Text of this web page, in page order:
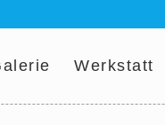
Werkstatt